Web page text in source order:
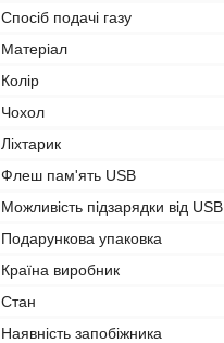
Спосіб подачі газу
Матеріал
Колір
Чохол
Ліхтарик
Флеш пам'ять USB
Можливість підзарядки від USB
Подарункова упаковка
Країна виробник
Стан
Наявність запобіжника